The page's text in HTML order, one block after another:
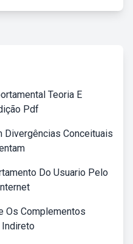
Teoria E
Pdf
Divergências Conceituais
Do Usuario Pelo
Os Complementos
Indireto